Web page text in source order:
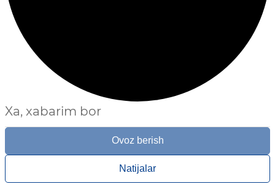
Xa, xabarim bor
Ovoz berish
Natijalar